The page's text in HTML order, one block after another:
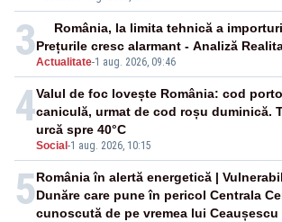
3Actualitate-1 aug. 2026, 09:46
România, la limita tehnică a
Prețurile cresc alarmant - Analiză
4
Social -1 aug. 2026, 10:15
Valul de foc lovește România: cod
caniculă, urmat de cod roșu duminică.
urcă spre 40°C
5România în alertă energetică |
Dunăre care pune în pericol Centrala
cunoscută de pe vremea lui Ceaușescu